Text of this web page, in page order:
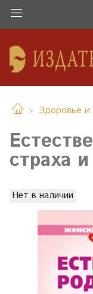
Здоровье и
страха
Нет в наличии